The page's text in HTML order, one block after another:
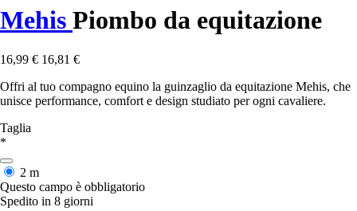
Mehis Piombo da equitazione
16,99 € 16,81 €
Offri al tuo compagno equino la guinzaglio da equitazione Mehis, che
unisce performance, comfort e design studiato per ogni cavaliere.
Taglia
*
2 m
Questo campo è obbligatorio
Spedito in 8 giorni